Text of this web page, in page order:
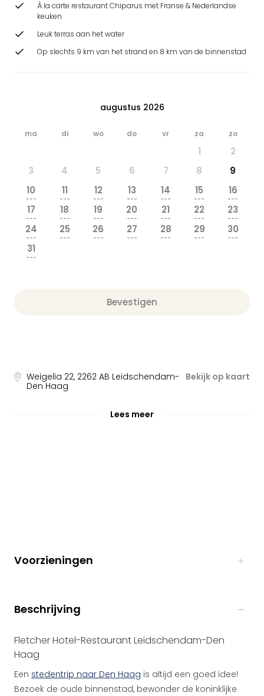
À la carte restaurant Chiparus met Franse & Nederlandse
keuken
Leuk terras aan het water
Op slechts 9 km van het strand en 8 km van de binnenstad
augustus 2026
ma di wo do vr za zo
1
2
3
4 5 6 7 8
9
10
---
11
---
12
---
13
---
14
---
15
---
16
---
17
---
18
---
19
---
20
---
21
---
22
---
23
---
24
---
25
---
26
---
27
---
28
---
29
---
30
---
31
---
Bevestigen
Weigelia 22, 2262 AB Leidschendam-
Den Haag
Bekijk op kaart
Lees meer
Voorzieningen
Beschrijving
Fletcher Hotel-Restaurant Leidschendam-Den
Haag
Een stedentrip naar Den Haag is altijd een goed idee!
Bezoek de oude binnenstad, bewonder de koninklijke